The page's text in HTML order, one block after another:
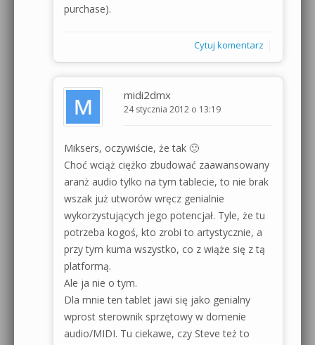
purchase).
Cytuj komentarz
midi2dmx
24 stycznia 2012 o 13:19
Miksers, oczywiście, że tak 🙂
Choć wciąż ciężko zbudować zaawansowany
aranż audio tylko na tym tablecie, to nie brak
wszak już utworów wręcz genialnie
wykorzystujących jego potencjał. Tyle, że tu
potrzeba kogoś, kto zrobi to artystycznie, a
przy tym kuma wszystko, co z wiąże się z tą
platformą.
Ale ja nie o tym.
Dla mnie ten tablet jawi się jako genialny
wprost sterownik sprzętowy w domenie
audio/MIDI. Tu ciekawe, czy Steve też to